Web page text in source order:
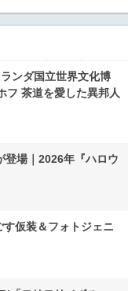
ンダ国立世界文化博
フ 茶道を愛した異邦人
登場｜2026年『ハロウ
仮装＆フォトジェニ